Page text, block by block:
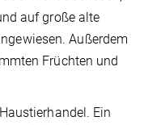
auf große alte
Außerdem
Früchten und
Ein